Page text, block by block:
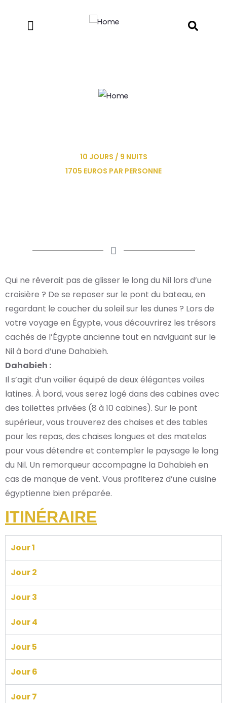
10 JOURS / 9 NUITS
1705 EUROS PAR PERSONNE
Qui ne rêverait pas de glisser le long du Nil lors d’une
croisière ? De se reposer sur le pont du bateau, en
regardant le coucher du soleil sur les dunes ? Lors de
votre voyage en Égypte, vous découvrirez les trésors
cachés de l’Égypte ancienne tout en naviguant sur le
Nil à bord d’une Dahabieh.
Dahabieh :
Il s’agit d’un voilier équipé de deux élégantes voiles
latines. À bord, vous serez logé dans des cabines avec
des toilettes privées (8 à 10 cabines). Sur le pont
supérieur, vous trouverez des chaises et des tables
pour les repas, des chaises longues et des matelas
pour vous détendre et contempler le paysage le long
du Nil. Un remorqueur accompagne la Dahabieh en
cas de manque de vent. Vous profiterez d’une cuisine
égyptienne bien préparée.
ITINÉRAIRE
Jour 1
Jour 2
Jour 3
Jour 4
Jour 5
Jour 6
Jour 7